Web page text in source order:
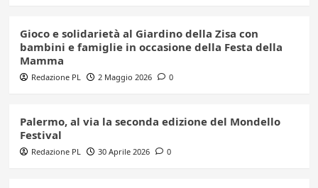
Gioco e solidarietà al Giardino della Zisa con
bambini e famiglie in occasione della Festa della
Mamma
Redazione PL 2 Maggio 2026 0
Palermo, al via la seconda edizione del Mondello
Festival
Redazione PL 30 Aprile 2026 0